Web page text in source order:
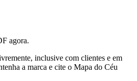
agora.
inclusive com clientes e em
a marca e cite o Mapa do Céu